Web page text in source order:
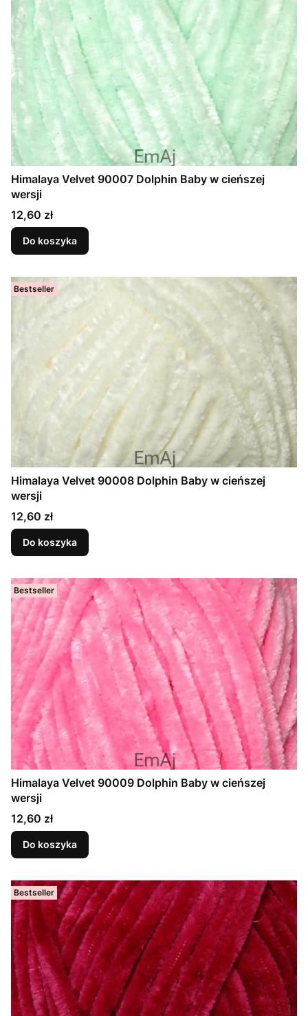
Himalaya Velvet 90007 Dolphin Baby w cieńszej
wersji
Cena
12,60 zł
Do koszyka
Bestseller
Himalaya Velvet 90008 Dolphin Baby w cieńszej
wersji
Cena
12,60 zł
Do koszyka
Bestseller
Himalaya Velvet 90009 Dolphin Baby w cieńszej
wersji
Cena
12,60 zł
Do koszyka
Bestseller